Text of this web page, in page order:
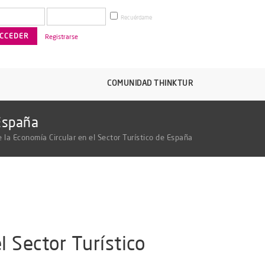
Recuérdame
Registrarse
COMUNIDAD THINKTUR
Economía Circular en el Sector Turístico de España
Sector Turístico